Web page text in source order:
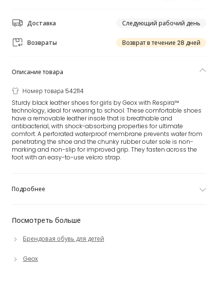
Доставка Следующий рабочий день
Возвраты Возврат в течение 28 дней
Посмотреть больше
Брендовая обувь для детей
Geox
Описание товара
Номер товара 542114
Sturdy black leather shoes for girls by Geox with Respira™
technology, ideal for wearing to school. These comfortable shoes
have a removable leather insole that is breathable and
antibacterial, with shock-absorbing properties for ultimate
comfort. A perforated waterproof membrane prevents water from
penetrating the shoe and the chunky rubber outer sole is non-
marking and non-slip for improved grip. They fasten across the
foot with an easy-to-use velcro strap.
Подробнее